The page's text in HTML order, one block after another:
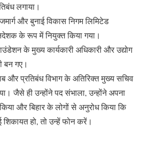
लगाया।
और बुनाई विकास निगम लिमिटेड
के रूप में नियुक्त किया गया।
के मुख्य कार्यकारी अधिकारी और उद्योग
बन गए।
और प्रतिबंध विभाग के अतिरिक्त मुख्य सचिव
जैसे ही उन्होंने पद संभाला, उन्होंने अपना
और बिहार के लोगों से अनुरोध किया कि
हो, तो उन्हें फोन करें।